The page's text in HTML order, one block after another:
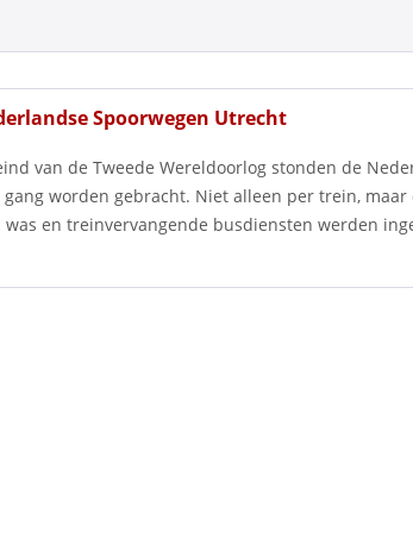
Spoorwegen Utrecht
van de Tweede Wereldoorlog stonden de
worden gebracht. Niet alleen per trein,
en treinvervangende busdiensten werden